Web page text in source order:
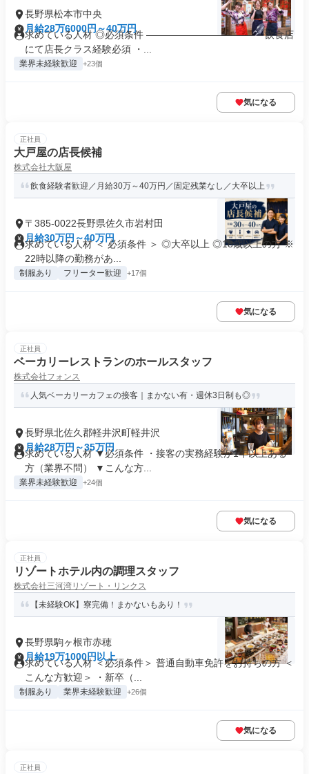
長野県松本市中央
月給28万6000円～40万円
求めている人材 ◎必須条件 ――――――――――― ・飲食店
にて店長クラス経験必須 ・...
業界未経験歓迎 +23個
気になる
正社員
大戸屋の店長候補
株式会社大阪屋
飲食経験者歓迎／月給30万～40万円／固定残業なし／大卒以上
〒385-0022長野県佐久市岩村田
月給30万円～40万円
求めている人材 ＜ 必須条件 ＞ ◎大卒以上 ◎18歳以上の方 ※
22時以降の勤務があ...
制服あり フリーター歓迎 +17個
気になる
正社員
ベーカリーレストランのホールスタッフ
株式会社フォンス
人気ベーカリーカフェの接客｜まかない有・週休3日制も◎
長野県北佐久郡軽井沢町軽井沢
月給28万円～35万円
求めている人材 ▼必須条件 ・接客の実務経験が1年以上ある
方（業界不問） ▼こんな方...
業界未経験歓迎 +24個
気になる
正社員
リゾートホテル内の調理スタッフ
株式会社三河湾リゾート・リンクス
【未経験OK】寮完備！まかないもあり！
長野県駒ヶ根市赤穂
月給19万1000円以上
求めている人材 ＜必須条件＞ 普通自動車免許をお持ちの方 ＜
こんな方歓迎＞ ・新卒（...
制服あり 業界未経験歓迎 +26個
気になる
正社員